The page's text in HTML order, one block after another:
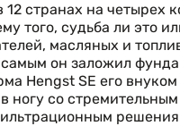
странах на четырех
того, судьба ли
масляных и
он заложил
Hengst SE его
ногу со